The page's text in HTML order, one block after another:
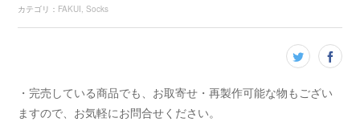
カテゴリ ： FAKUI Socks
・完売している商品でも、お取寄せ・再製作可能な物もござい
ますので、お気軽にお問合せください。